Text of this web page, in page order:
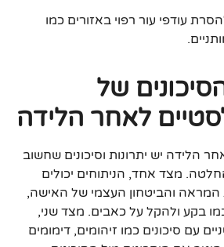
עודפי עור רפוי באזורים כמו
של
לאחר הלידה
הלידה יש יתרונות וסיכונים שחשוב
מצד אחד, הניתוחים יכולים
והביטחון העצמי של האישה,
בקע ולהקל על כאבים. מצד שני,
עם סיכונים כמו זיהומים, דימומים